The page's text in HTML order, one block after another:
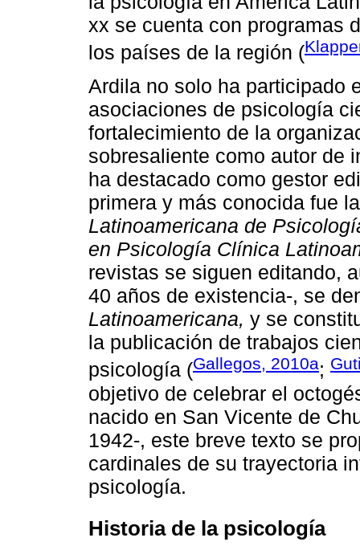
xx se cuenta con programas
los países de la región (
Ardila no solo ha participado
asociaciones de psicología
fortalecimiento de la
sobresaliente como autor de
ha destacado como gestor
primera y más conocida fue
Latinoamericana de
en Psicología Clínica
revistas se siguen editando,
40 años de existencia-, se
Latinoamericana, y se
la publicación de trabajos
psicología (Gallegos, 2010a;
objetivo de celebrar el
nacido en San Vicente de
1942-, este breve texto se
cardinales de su trayectoria
psicología.
Historia de la psicología